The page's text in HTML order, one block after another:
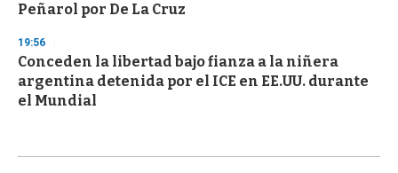
Peñarol por De La Cruz
19:56
Conceden la libertad bajo fianza a la niñera
argentina detenida por el ICE en EE.UU. durante
el Mundial